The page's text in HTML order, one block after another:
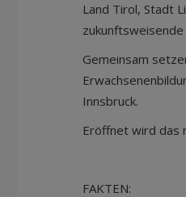
Land Tirol, Stadt
Gemeinsam
Innsbruck.
Eröffnet wird das
FAKTEN: